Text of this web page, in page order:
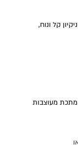
קל ונוח,
מתכת מעוצבות